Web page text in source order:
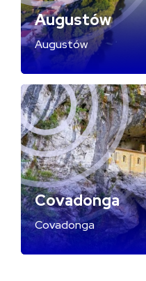
Augustów
Augustów
Covadonga
Covadonga